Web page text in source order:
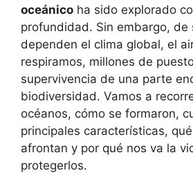
oceánico ha sido explorado
profundidad. Sin embargo, de
dependen el clima global, el
respiramos, millones de
supervivencia de una parte
biodiversidad. Vamos a
océanos, cómo se formaron,
principales características,
afrontan y por qué nos va la
protegerlos.